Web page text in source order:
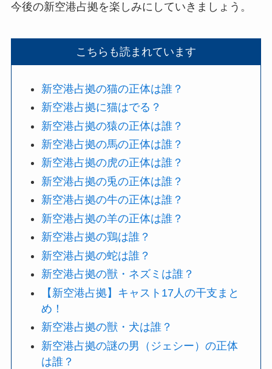
今後の新空港占拠を楽しみにしていきましょう。
こちらも読まれています
新空港占拠の猫の正体は誰？
新空港占拠に猫はでる？
新空港占拠の猿の正体は誰？
新空港占拠の馬の正体は誰？
新空港占拠の虎の正体は誰？
新空港占拠の兎の正体は誰？
新空港占拠の牛の正体は誰？
新空港占拠の羊の正体は誰？
新空港占拠の鶏は誰？
新空港占拠の蛇は誰？
新空港占拠の獣・ネズミは誰？
【新空港占拠】キャスト17人の干支まと
め！
新空港占拠の獣・犬は誰？
新空港占拠の謎の男（ジェシー）の正体
は誰？